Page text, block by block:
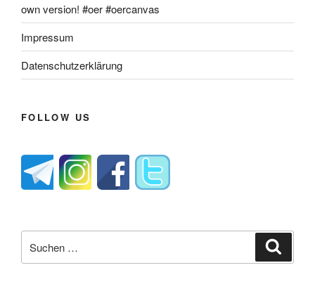
own version! #oer #oercanvas
Impressum
Datenschutzerklärung
FOLLOW US
nach: